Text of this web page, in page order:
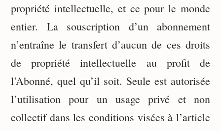
propriété intellectuelle, et ce pour le monde
entier. La souscription d’un abonnement
n’entraîne le transfert d’aucun de ces droits
de propriété intellectuelle au profit de
l’Abonné, quel qu’il soit. Seule est autorisée
l’utilisation pour un usage privé et non
collectif dans les conditions visées à l’article